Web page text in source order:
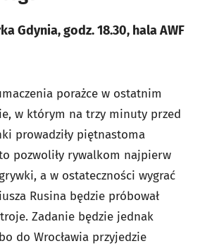
Gdynia, godz. 18.30, hala AWF
porażce w ostatnim
w którym na trzy minuty przed
prowadziły piętnastoma
pozwoliły rywalkom najpierw
a w ostateczności wygrać
Rusina będzie próbował
Zadanie będzie jednak
do Wrocławia przyjedzie